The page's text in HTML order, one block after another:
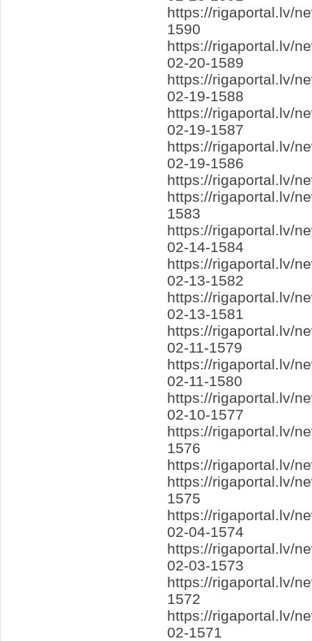
https://rigaportal.lv/
1590
https://rigaportal.lv/
02-20-1589
https://rigaportal.lv/
02-19-1588
https://rigaportal.lv/
02-19-1587
https://rigaportal.lv/
02-19-1586
https://rigaportal.lv/
https://rigaportal.lv/
1583
https://rigaportal.lv/
02-14-1584
https://rigaportal.lv/
02-13-1582
https://rigaportal.lv/
02-13-1581
https://rigaportal.lv/
02-11-1579
https://rigaportal.lv/
02-11-1580
https://rigaportal.lv/
02-10-1577
https://rigaportal.lv/
1576
https://rigaportal.lv/
https://rigaportal.lv/
1575
https://rigaportal.lv/
02-04-1574
https://rigaportal.lv/
02-03-1573
https://rigaportal.lv/
1572
https://rigaportal.lv/
02-1571